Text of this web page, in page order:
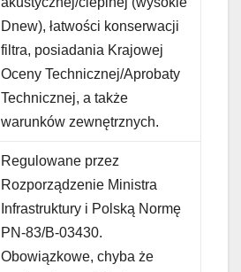
Dnew), łatwości konserwacji
filtra, posiadania Krajowej
Oceny Technicznej/Aprobaty
Technicznej, a także
warunków zewnętrznych.
Regulowane przez
Rozporządzenie Ministra
Infrastruktury i Polską Normę
PN-83/B-03430.
Obowiązkowe, chyba że